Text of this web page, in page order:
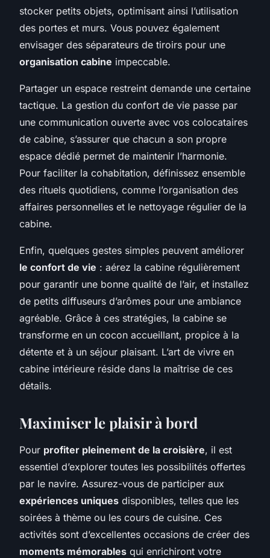
stocker petits objets, optimisant ainsi l’utilisation
des portes et murs. Vous pouvez également
envisager des séparateurs de tiroirs pour une
organisation cabine impeccable.
Partager un espace restreint demande une certaine
tactique. La gestion du confort de vie passe par
une communication ouverte avec vos colocataires
de cabine, s’assurer que chacun a son propre
espace dédié permet de maintenir l’harmonie.
Pour faciliter la cohabitation, définissez ensemble
des rituels quotidiens, comme l’organisation des
affaires personnelles et le nettoyage régulier de la
cabine.
Enfin, quelques gestes simples peuvent améliorer
le confort de vie : aérez la cabine régulièrement
pour garantir une bonne qualité de l’air, et installez
de petits diffuseurs d’arômes pour une ambiance
agréable. Grâce à ces stratégies, la cabine se
transforme en un cocon accueillant, propice à la
détente et à un séjour plaisant. L’art de vivre en
cabine intérieure réside dans la maîtrise de ces
détails.
Maximiser le plaisir à bord
Pour profiter pleinement de la croisière, il est
essentiel d’explorer toutes les possibilités offertes
par le navire. Assurez-vous de participer aux
expériences uniques disponibles, telles que les
soirées à thème ou les cours de cuisine. Ces
activités sont d’excellentes occasions de créer des
moments mémorables qui enrichiront votre